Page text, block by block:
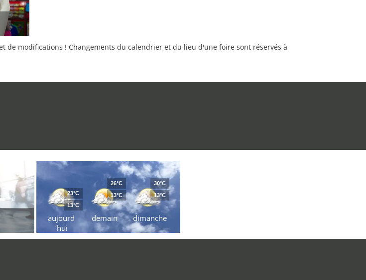
de modifications ! Changements du calendrier et du lieu d'une foire sont réservés à
aujourd
´hui
23°C
13°C
demain
26°C
13°C
dimanche
30°C
13°C